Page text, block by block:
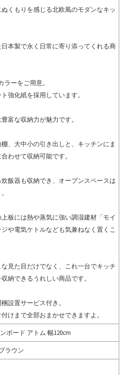
くもりを感じる北欧風のモダンなキッ
本製で永く日常に寄り添ってくれる商
ラーをご用意。
強化紙を採用しています。
富な収納力が魅力です。
、大中小の引き出しと、キッチンにま
わせて収納可能です。
飯器も収納でき、オープンスペースは
板には熱や蒸気に強い調湿建材「モイ
や電気ケトルなども気兼ねなく置くこ
見た目だけでなく、これ一台でキッチ
納できるうれしい商品です。
設置サービス付き。
けまで全部おまかせできますよ。
ボード アトム 幅120cm
ラウン